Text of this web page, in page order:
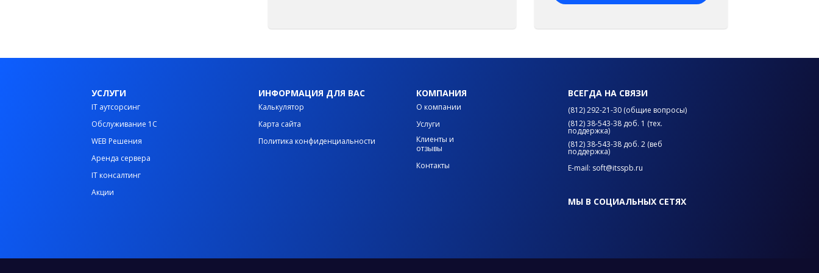
УСЛУГИ
IT аутсорсинг
Обслуживание 1С
WEB Решения
Аренда сервера
IT консалтинг
Акции
ИНФОРМАЦИЯ ДЛЯ ВАС
Калькулятор
Карта сайта
Политика конфиденциальности
КОМПАНИЯ
О компании
Услуги
Клиенты и
отзывы
Контакты
ВСЕГДА НА СВЯЗИ
(812) 292-21-30 (общие вопросы)
(812) 38-543-38 доб. 1 (тех.
поддержка)
(812) 38-543-38 доб. 2 (веб
поддержка)
E-mail: soft@itsspb.ru
МЫ В СОЦИАЛЬНЫХ СЕТЯХ